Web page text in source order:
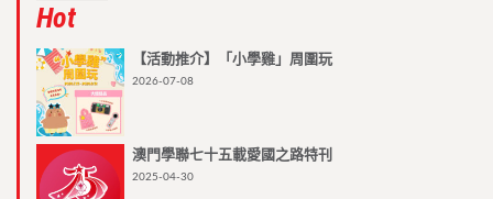
Hot
【活動推介】「小學雞」周圍玩
2026-07-08
澳門學聯七十五載愛國之路特刊
2025-04-30